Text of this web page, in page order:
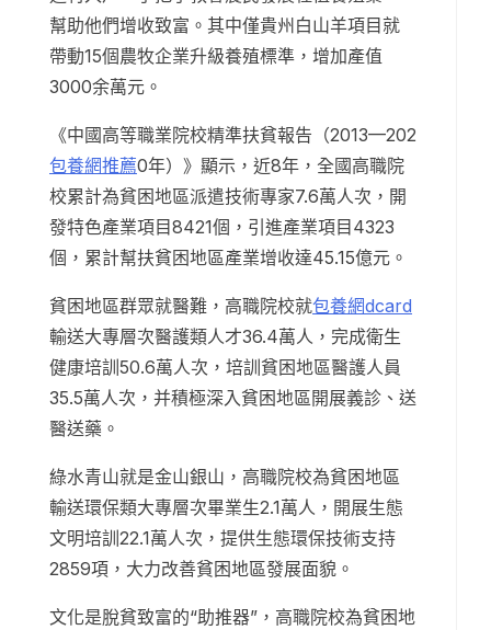
幫助他們增收致富。其中僅貴州白山羊項目就
帶動15個農牧企業升級養殖標準，增加產值
3000余萬元。
《中國高等職業院校精準扶貧報告（2013—202
包養網推薦0年）》顯示，近8年，全國高職院
校累計為貧困地區派遣技術專家7.6萬人次，開
發特色產業項目8421個，引進產業項目4323
個，累計幫扶貧困地區產業增收達45.15億元。
貧困地區群眾就醫難，高職院校就包養網dcard
輸送大專層次醫護類人才36.4萬人，完成衛生
健康培訓50.6萬人次，培訓貧困地區醫護人員
35.5萬人次，并積極深入貧困地區開展義診、送
醫送藥。
綠水青山就是金山銀山，高職院校為貧困地區
輸送環保類大專層次畢業生2.1萬人，開展生態
文明培訓22.1萬人次，提供生態環保技術支持
2859項，大力改善貧困地區發展面貌。
文化是脫貧致富的“助推器”，高職院校為貧困地